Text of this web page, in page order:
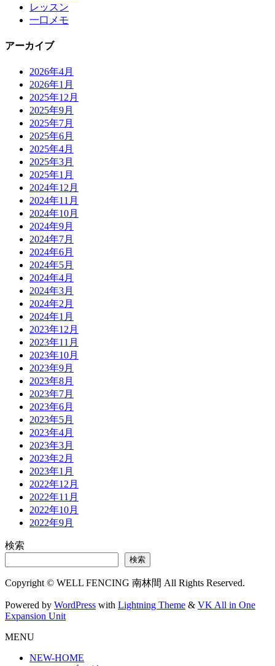
レッスン
一口メモ
アーカイブ
2026年4月
2026年1月
2025年12月
2025年9月
2025年7月
2025年6月
2025年4月
2025年3月
2025年1月
2024年12月
2024年11月
2024年10月
2024年9月
2024年7月
2024年6月
2024年5月
2024年4月
2024年3月
2024年2月
2024年1月
2023年12月
2023年11月
2023年10月
2023年9月
2023年8月
2023年7月
2023年6月
2023年5月
2023年4月
2023年3月
2023年2月
2023年1月
2022年12月
2022年11月
2022年10月
2022年9月
検索
検索
Copyright © WELL FENCING 南林間 All Rights Reserved.
Powered by WordPress with Lightning Theme & VK All in One
Expansion Unit
MENU
NEW-HOME